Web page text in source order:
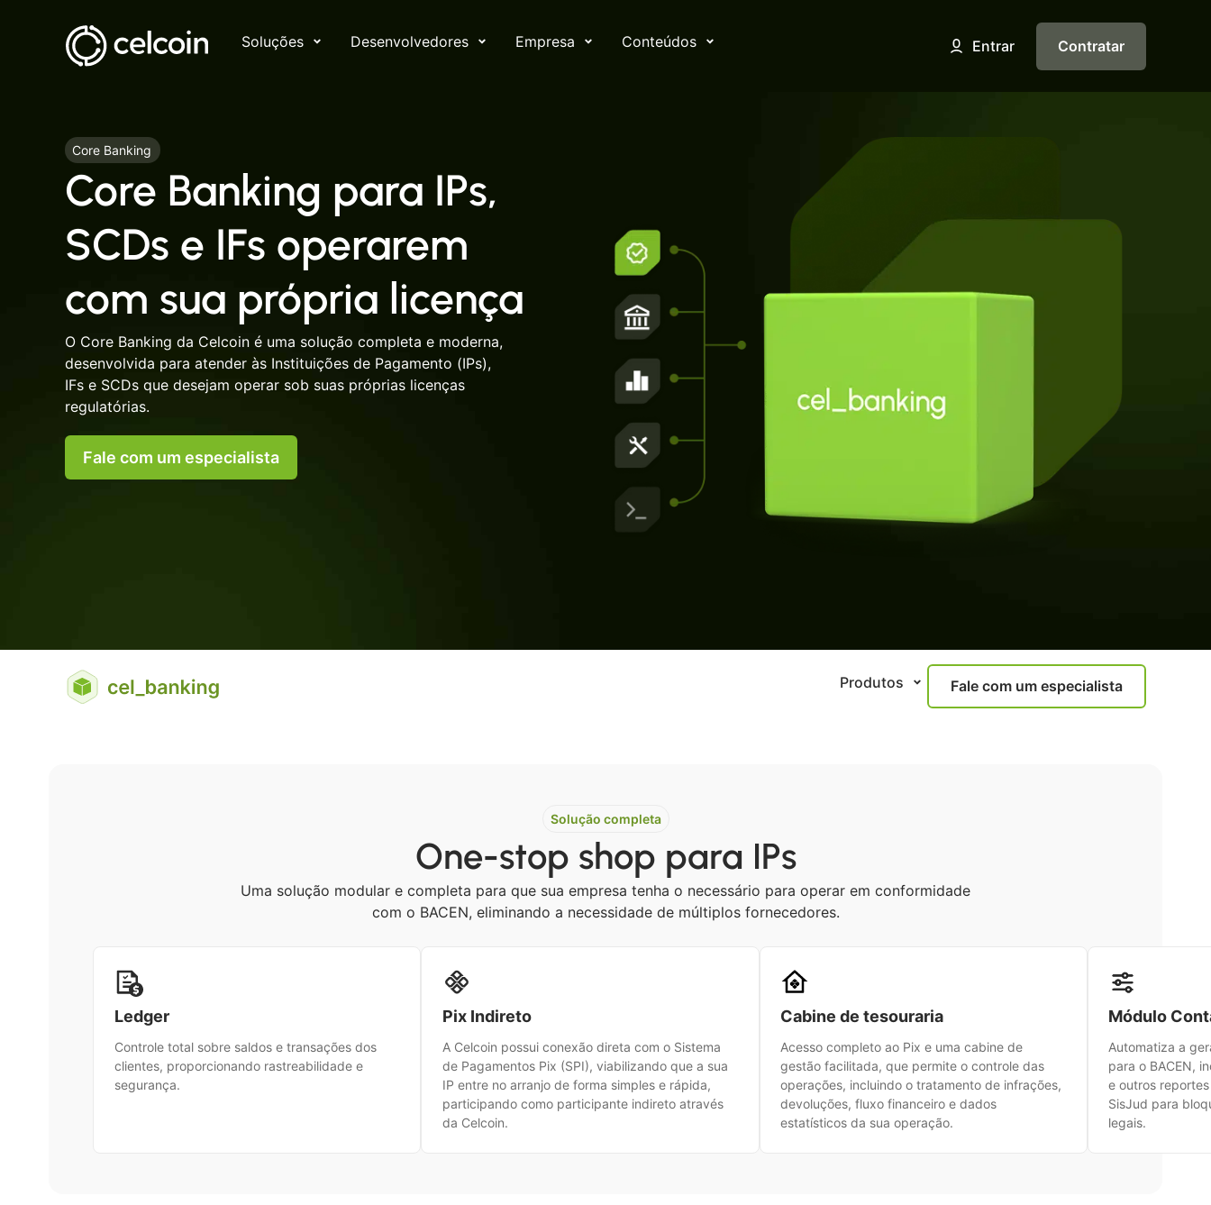
Soluções Desenvolvedores Empresa Conteúdos Entrar Contratar
Core Banking
Core Banking para IPs,
SCDs e IFs operarem
com sua própria licença
O Core Banking da Celcoin é uma solução completa e moderna,
desenvolvida para atender às Instituições de Pagamento (IPs),
IFs e SCDs que desejam operar sob suas próprias licenças
regulatórias.
Fale com um especialista
Produtos Fale com um especialista
Solução completa
One-stop shop para IPs
Uma solução modular e completa para que sua empresa tenha o necessário para operar em conformidade
com o BACEN, eliminando a necessidade de múltiplos fornecedores.
Ledger
Controle total sobre saldos e transações dos
clientes, proporcionando rastreabilidade e
segurança.
Pix Indireto
A Celcoin possui conexão direta com o Sistema
de Pagamentos Pix (SPI), viabilizando que a sua
IP entre no arranjo de forma simples e rápida,
participando como participante indireto através
da Celcoin.
Cabine de tesouraria
Acesso completo ao Pix e uma cabine de
gestão facilitada, que permite o controle das
operações, incluindo o tratamento de infrações,
devoluções, fluxo financeiro e dados
estatísticos da sua operação.
Módulo
Automatiza a
para o BACEN,
e outros
SisJud para
legais.